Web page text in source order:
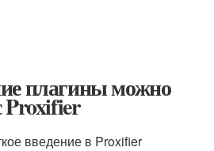
плагины можно
Proxifier
введение в Proxifier